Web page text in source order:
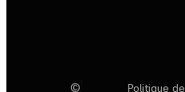
©
Politique de